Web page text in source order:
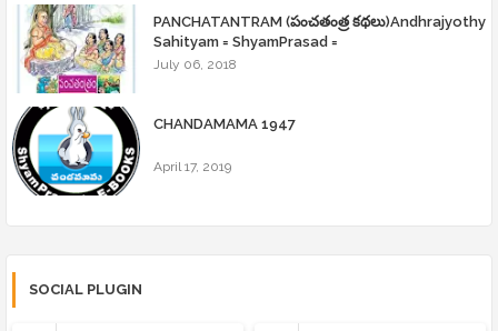
PANCHATANTRAM (పంచతంత్ర కథలు)Andhrajyothy
Sahityam = ShyamPrasad =
July 06, 2018
CHANDAMAMA 1947
April 17, 2019
SOCIAL PLUGIN